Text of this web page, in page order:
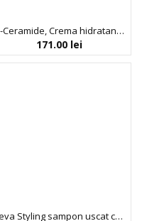
In-Ceramide, Crema hidratanta cu Ceramide pentru Ten Sensibil sau Uscat, Indeed Labs, 30 ml
171.00 lei
Neva Styling sampon uscat cu efect extra-volumizant, Oriental, Neva, 200 ml